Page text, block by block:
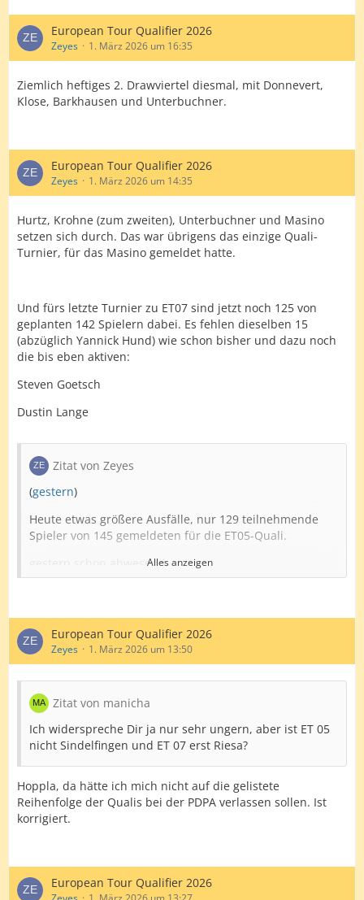
European Tour Qualifier 2026
Zeyes 1. März 2026 um 16:35
Ziemlich heftiges 2. Drawviertel diesmal, mit Donnevert,
Klose, Barkhausen und Unterbuchner.
European Tour Qualifier 2026
Zeyes 1. März 2026 um 14:35
Hurtz, Krohne (zum zweiten), Unterbuchner und Masino
setzen sich durch. Das war übrigens das einzige Quali-
Turnier, für das Masino gemeldet hatte.
Und fürs letzte Turnier zu ET07 sind jetzt noch 125 von
geplanten 142 Spielern dabei. Es fehlen dieselben 15
(abzüglich Yannick Hund) wie schon bisher und dazu noch
die bis eben aktiven:
Steven Goetsch
Dustin Lange
Zitat von Zeyes
(gestern)
Heute etwas größere Ausfälle, nur 129 teilnehmende
Spieler von 145 gemeldeten für die ET05-Quali.
gestern schon abwesend
Florian Hempelseit 2. Turnier abwesend
Oliver Mueller (FfO)
Merlin Nicolaus
Steffen Scheffler
Jannik Tietz
gestern noch gespielt
Yannick Hundnur noch fürs 3. Turnier gemeldet, 4. nicht
mehr
Alles anzeigen
European Tour Qualifier 2026
Zeyes 1. März 2026 um 13:50
Zitat von manicha
Ich widerspreche Dir ja nur sehr ungern, aber ist ET 05
nicht Sindelfingen und ET 07 erst Riesa?
Hoppla, da hätte ich mich nicht auf die gelistete
Reihenfolge der Qualis bei der PDPA verlassen sollen. Ist
korrigiert.
European Tour Qualifier 2026